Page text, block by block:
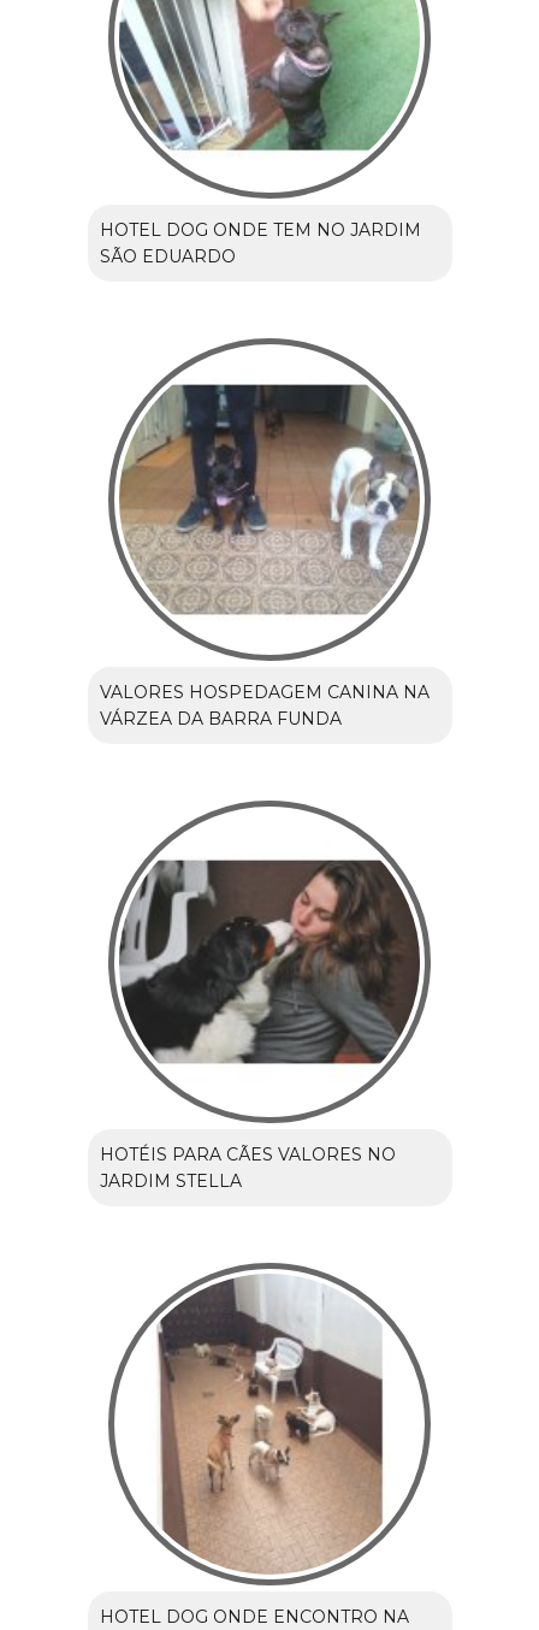
HOTEL DOG ONDE TEM NO JARDIM
SÃO EDUARDO
VALORES HOSPEDAGEM CANINA NA
VÁRZEA DA BARRA FUNDA
HOTÉIS PARA CÃES VALORES NO
JARDIM STELLA
HOTEL DOG ONDE ENCONTRO NA